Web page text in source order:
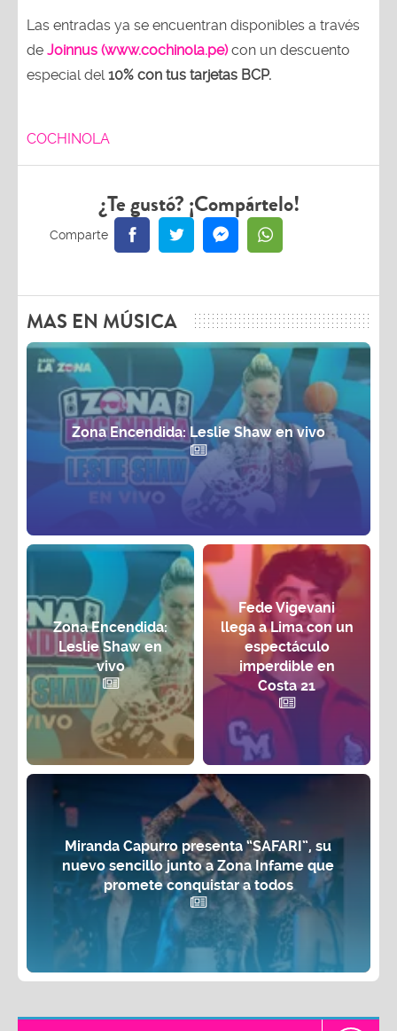
Las entradas ya se encuentran disponibles a través
de Joinnus (www.cochinola.pe)con un descuento
especial del 10% con tus tarjetas BCP.
COCHINOLA
¿Te gustó? ¡Compártelo!
MAS EN MÚSICA
Zona Encendida: Leslie Shaw en vivo
Zona Encendida:
Leslie Shaw en
vivo
Fede Vigevani
llega a Lima con un
espectáculo
imperdible en
Costa 21
Miranda Capurro presenta “SAFARI”, su
nuevo sencillo junto a Zona Infame que
promete conquistar a todos